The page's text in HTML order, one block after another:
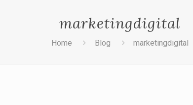
marketingdigital
Home Blog marketingdigital